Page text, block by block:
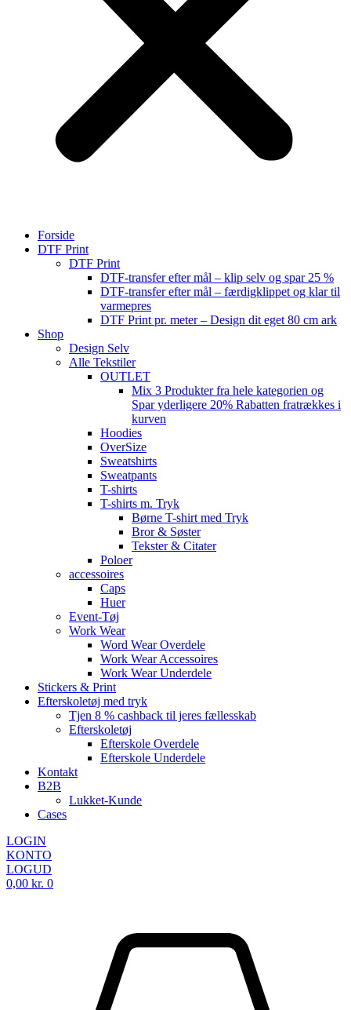
Forside
DTF Print
DTF Print
DTF-transfer efter mål – klip selv og spar 25 %
DTF-transfer efter mål – færdigklippet og klar til
varmepres
DTF Print pr. meter – Design dit eget 80 cm ark
Shop
Design Selv
Alle Tekstiler
OUTLET
Mix 3 Produkter fra hele kategorien og
Spar yderligere 20% Rabatten fratrækkes i
kurven
Hoodies
OverSize
Sweatshirts
Sweatpants
T-shirts
T-shirts m. Tryk
Børne T-shirt med Tryk
Bror & Søster
Tekster & Citater
Poloer
accessoires
Caps
Huer
Event-Tøj
Work Wear
Word Wear Overdele
Work Wear Accessoires
Work Wear Underdele
Stickers & Print
Efterskoletøj med tryk
Tjen 8 % cashback til jeres fællesskab
Efterskoletøj
Efterskole Overdele
Efterskole Underdele
Kontakt
B2B
Lukket-Kunde
Cases
LOGIN
KONTO
LOGUD
0,00 kr. 0